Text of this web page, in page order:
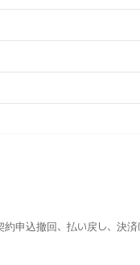
申込撤回、払い戻し、決済